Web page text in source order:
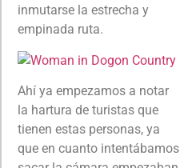
inmutarse la estrecha y
empinada ruta.
Ahí ya empezamos a notar
la hartura de turistas que
tienen estas personas, ya
que en cuanto intentábamos